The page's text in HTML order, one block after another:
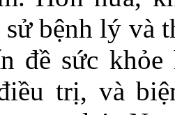
bệnh lý và
đề sức
trị, và